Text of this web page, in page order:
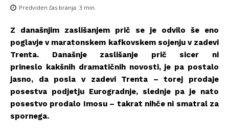
Predviden čas branja: 3 min.
Z današnjim zaslišanjem prič se je odvilo še eno
poglavje v maratonskem kafkovskem sojenju v zadevi
Trenta. Današnje zaslišanje prič sicer ni
prineslo kakšnih dramatičnih novosti, je pa postalo
jasno, da posla v zadevi Trenta – torej prodaje
posestva podjetju Eurogradnje, slednje pa je nato
posestvo prodalo Imosu – takrat nihče ni smatral za
spornega.